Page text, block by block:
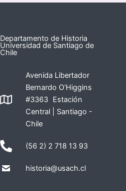
Departamento de Historia
Universidad de Santiago de
Chile
Avenida Libertador
Bernardo O'Higgins
#3363 Estación
Central | Santiago -
Chile
(56 2) 2 718 13 93
historia@usach.cl